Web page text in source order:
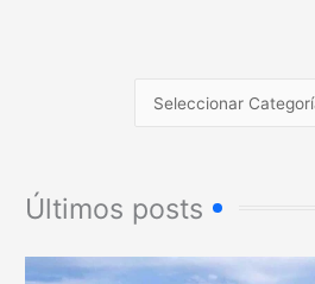
Últimos posts